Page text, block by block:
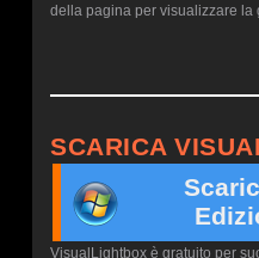
della pagina per visualizzare la
SCARICA
VisualLightbox è gratuito per